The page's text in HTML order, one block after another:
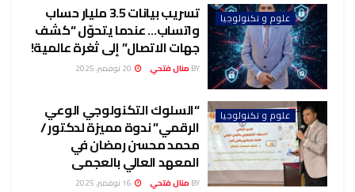
علوم و تكنولوجيا تسريب بيانات 3.5 مليار حساب
واتساب… عندما يتحوّل “كشف
جهات الاتصال” إلى ثغرة عالمية!
BY منال فتحي
علوم و تكنولوجيا “السلوك التكنولوجي الوعي
الرقمي” ندوة مميزة لدكتور /
محمد محسن رمضان في
المعهد العالي بالعجمى
BY منال فتحي